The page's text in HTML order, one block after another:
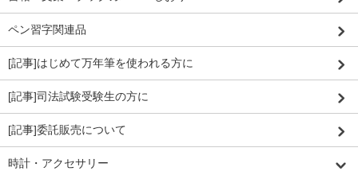
ペン習字関連品
[記事]はじめて万年筆を使われる方に
[記事]司法試験受験生の方に
[記事]委託販売について
時計・アクセサリー